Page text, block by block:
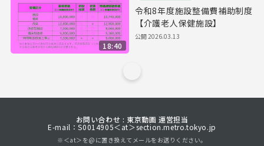
18:40
令和8年度施設整備費補助制度
【介護老人保健施設】
公開2026.03.13
お問い合わせ : 東京動画 運営担当
E-mail：S0014905＜at＞section.metro.tokyo.jp
※＜at＞を@に置き換えてメールをお送りください。